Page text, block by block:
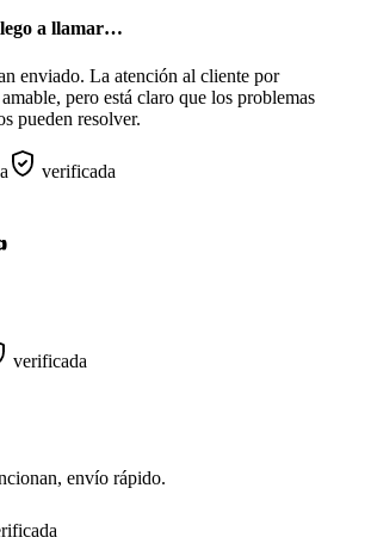
a llamar…
enviado. La atención al cliente por
pero está claro que los problemas
pueden resolver.
verificada
verificada
envío rápido.